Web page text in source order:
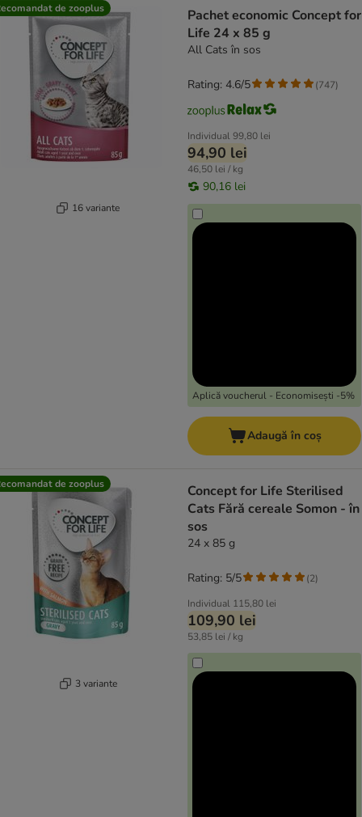
de zooplus
16 variante
Pachet economic Concept for
Life 24 x 85 g
All Cats în sos
Individual99,80 lei
94,90 lei
46,50 lei / kg
90,16 lei
Aplică voucherul - Economisești -5%
Rating: 4.6/5 (747)
Adaugă în coș
de zooplus
3 variante
Concept for Life Sterilised
Cats Fără cereale Somon - în
sos
24 x 85 g
Individual 115,80 lei
109,90 lei
53,85 lei / kg
Rating: 5/5 (2)